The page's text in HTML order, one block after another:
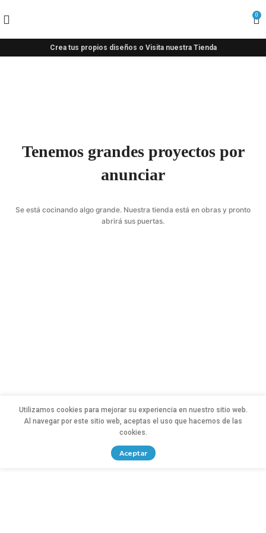
0
Crea tus propios diseños o Visita nuestra Tienda
Tenemos grandes proyectos por
anunciar
Se está cocinando algo grande. Nuestra tienda está en obras y pronto
abrirá sus puertas.
Utilizamos cookies para mejorar su experiencia en nuestro sitio web.
Al navegar por este sitio web, aceptas el uso que hacemos de las
cookies.
Aceptar